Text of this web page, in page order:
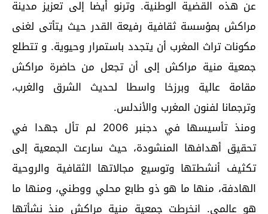
عن هذه القضية الوطنية. وترنو أيضا إلى تعزيز مدينة
مراكش بمؤسسة ثقافية رفيعة القدر حيث يتأتى لغنى
مكونات تراث المغرب أن يتجدد باستمرار وحيوية. و تتطلع
جمعية منية مراكش إلى أن تجعل من حاضرة مراكش
مقامة عالية وبرزخا واسطا لحديث الشرق والغرب،
وترجمانا لفنون المغرب والأندلس.
ومنذ تأسيسها في دجنبر 2006 لم تأل جهدا في
تحقيق أهدافها المنشودة، حيث سارعت الجمعية إلى
تكثيف أنشطتها وتوسيع مجالاتها الثقافية والروحية
الهادفة، منها ما هو ذو طابع محلي ووطني، ومنها ما
هو عالمي. انخرطت جمعية منية مراكش منذ نشأتها